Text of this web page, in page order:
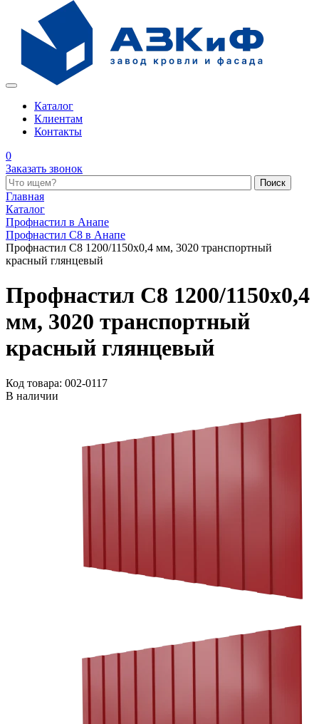
Каталог
Клиентам
Контакты
0
Заказать звонок
Поиск по каталогу
Главная
Каталог
Профнастил в Анапе
Профнастил С8 в Анапе
Профнастил С8 1200/1150x0,4 мм, 3020 транспортный
красный глянцевый
Профнастил С8 1200/1150x0,4
мм, 3020 транспортный
красный глянцевый
Код товара: 002-0117
В наличии